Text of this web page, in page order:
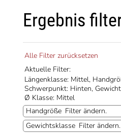
Ergebnis
Alle Filter zurücksetzen
Aktuelle Filter:
Längenklasse: Mittel,
Schwerpunkt: Hinten,
Ø Klasse: Mittel
Handgröße Filter ändern.
Gewichtsklasse Filter ändern.